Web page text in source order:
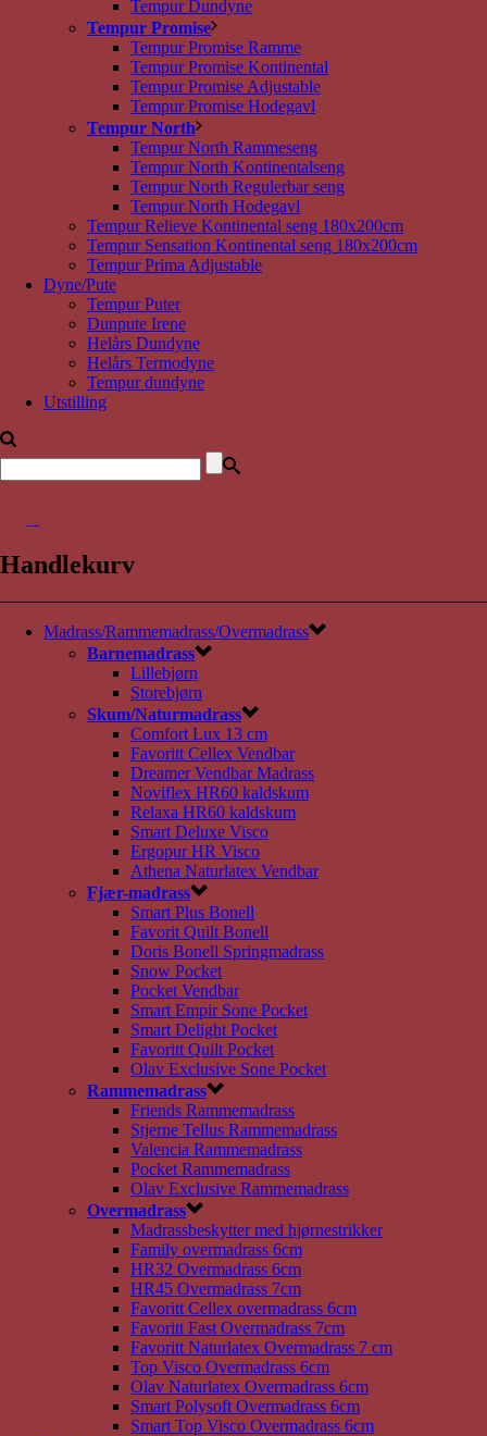
Tempur Dundyne
Tempur Promise
Tempur Promise Ramme
Tempur Promise Kontinental
Tempur Promise Adjustable
Tempur Promise Hodegavl
Tempur North
Tempur North Rammeseng
Tempur North Kontinentalseng
Tempur North Regulerbar seng
Tempur North Hodegavl
Tempur Relieve Kontinental seng 180x200cm
Tempur Sensation Kontinental seng 180x200cm
Tempur Prima Adjustable
Dyne/Pute
Tempur Puter
Dunpute Irene
Helårs Dundyne
Helårs Termodyne
Tempur dundyne
Utstilling
Handlekurv
Madrass/Rammemadrass/Overmadrass
Barnemadrass
Lillebjørn
Storebjørn
Skum/Naturmadrass
Comfort Lux 13 cm
Favoritt Cellex Vendbar
Dreamer Vendbar Madrass
Noviflex HR60 kaldskum
Relaxa HR60 kaldskum
Smart Deluxe Visco
Ergopur HR Visco
Athena Naturlatex Vendbar
Fjær-madrass
Smart Plus Bonell
Favorit Quilt Bonell
Doris Bonell Springmadrass
Snow Pocket
Pocket Vendbar
Smart Empir Sone Pocket
Smart Delight Pocket
Favoritt Quilt Pocket
Olav Exclusive Sone Pocket
Rammemadrass
Friends Rammemadrass
Stjerne Tellus Rammemadrass
Valencia Rammemadrass
Pocket Rammemadrass
Olav Exclusive Rammemadrass
Overmadrass
Madrassbeskytter med hjørnestrikker
Family overmadrass 6cm
HR32 Overmadrass 6cm
HR45 Overmadrass 7cm
Favoritt Cellex overmadrass 6cm
Favoritt Fast Overmadrass 7cm
Favoritt Naturlatex Overmadrass 7 cm
Top Visco Overmadrass 6cm
Olav Naturlatex Overmadrass 6cm
Smart Polysoft Overmadrass 6cm
Smart Top Visco Overmadrass 6cm